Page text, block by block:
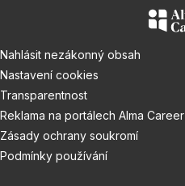
Nahlásit nezákonný obsah
Nastavení cookies
Transparentnost
Reklama na portálech Alma Career
Zásady ochrany soukromí
Podmínky používání